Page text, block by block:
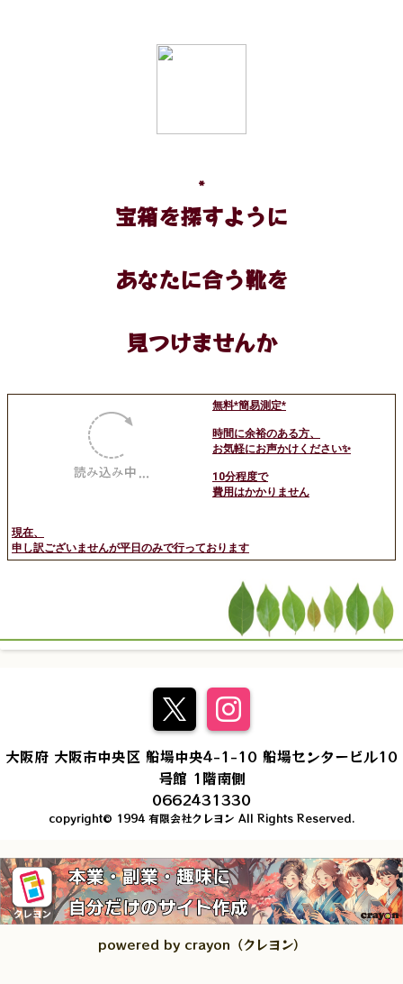
*
宝箱を探すように
あなたに合う靴を
見つけませんか
無料*簡易測定*
時間に余裕のある方、
お気軽にお声かけください✨
10分程度で
費用はかかりません
申し訳ございませんが平日のみで行
っております
大阪府 大阪市中央区 船場中央4-1-10 船場センタービル10
号館 1階南側
copyright© 1994 有限会社クレヨン All Rights Reserved.